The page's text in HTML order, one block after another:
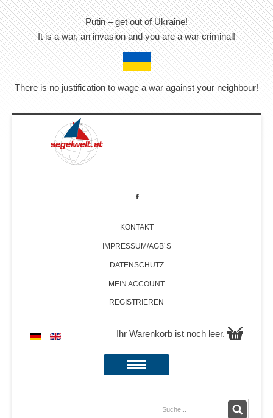
Putin – get out of Ukraine!
It is a war, an invasion and you are a war criminal!
There is no justification to wage a war against your neighbour!
KONTAKT
IMPRESSUM/AGB´S
DATENSCHUTZ
MEIN ACCOUNT
REGISTRIEREN
Ihr Warenkorb ist noch leer.